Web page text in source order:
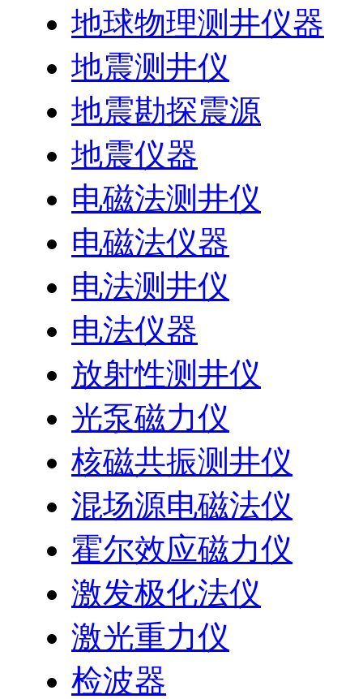
地球物理测井仪器
地震测井仪
地震勘探震源
地震仪器
电磁法测井仪
电磁法仪器
电法测井仪
电法仪器
放射性测井仪
光泵磁力仪
核磁共振测井仪
混场源电磁法仪
霍尔效应磁力仪
激发极化法仪
激光重力仪
检波器